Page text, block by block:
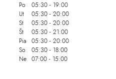
Po
05:30 - 19:00
Ut
05:30 - 20:00
St
05:30 - 20:00
Št
05:30 - 21:00
Pia
05:30 - 20:00
So
05:30 - 18:00
Ne
07:00 - 15:00